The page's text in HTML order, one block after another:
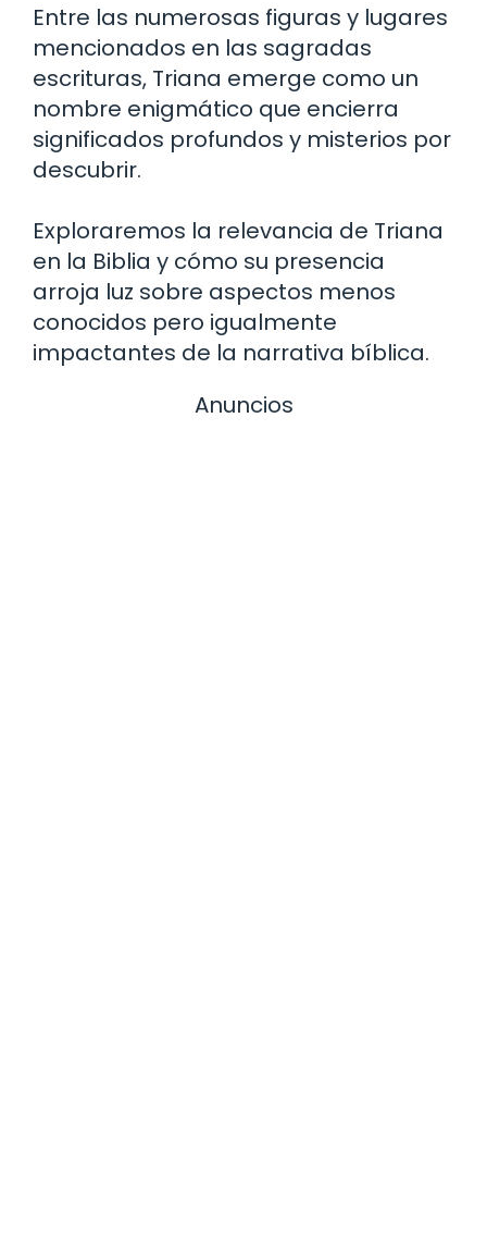
Entre las numerosas figuras y lugares
mencionados en las sagradas
escrituras, Triana emerge como un
nombre enigmático que encierra
significados profundos y misterios por
descubrir.
Exploraremos la relevancia de Triana
en la Biblia y cómo su presencia
arroja luz sobre aspectos menos
conocidos pero igualmente
impactantes de la narrativa bíblica.
Anuncios